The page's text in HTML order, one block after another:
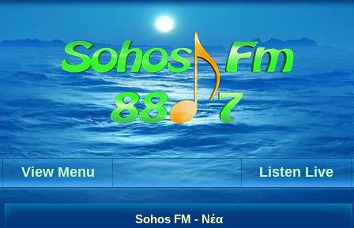
Listen Live
View Menu
Sohos FM - Νέα